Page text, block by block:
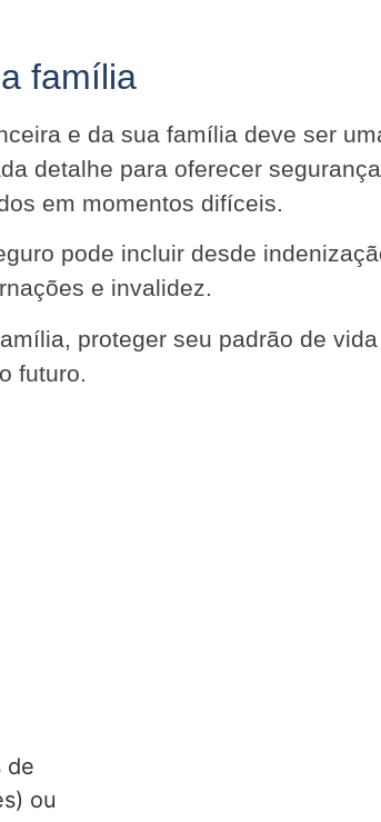
família
e da sua família deve ser
detalhe para oferecer
em momentos difíceis.
pode incluir desde
e invalidez.
proteger seu padrão de
futuro.
de
ou